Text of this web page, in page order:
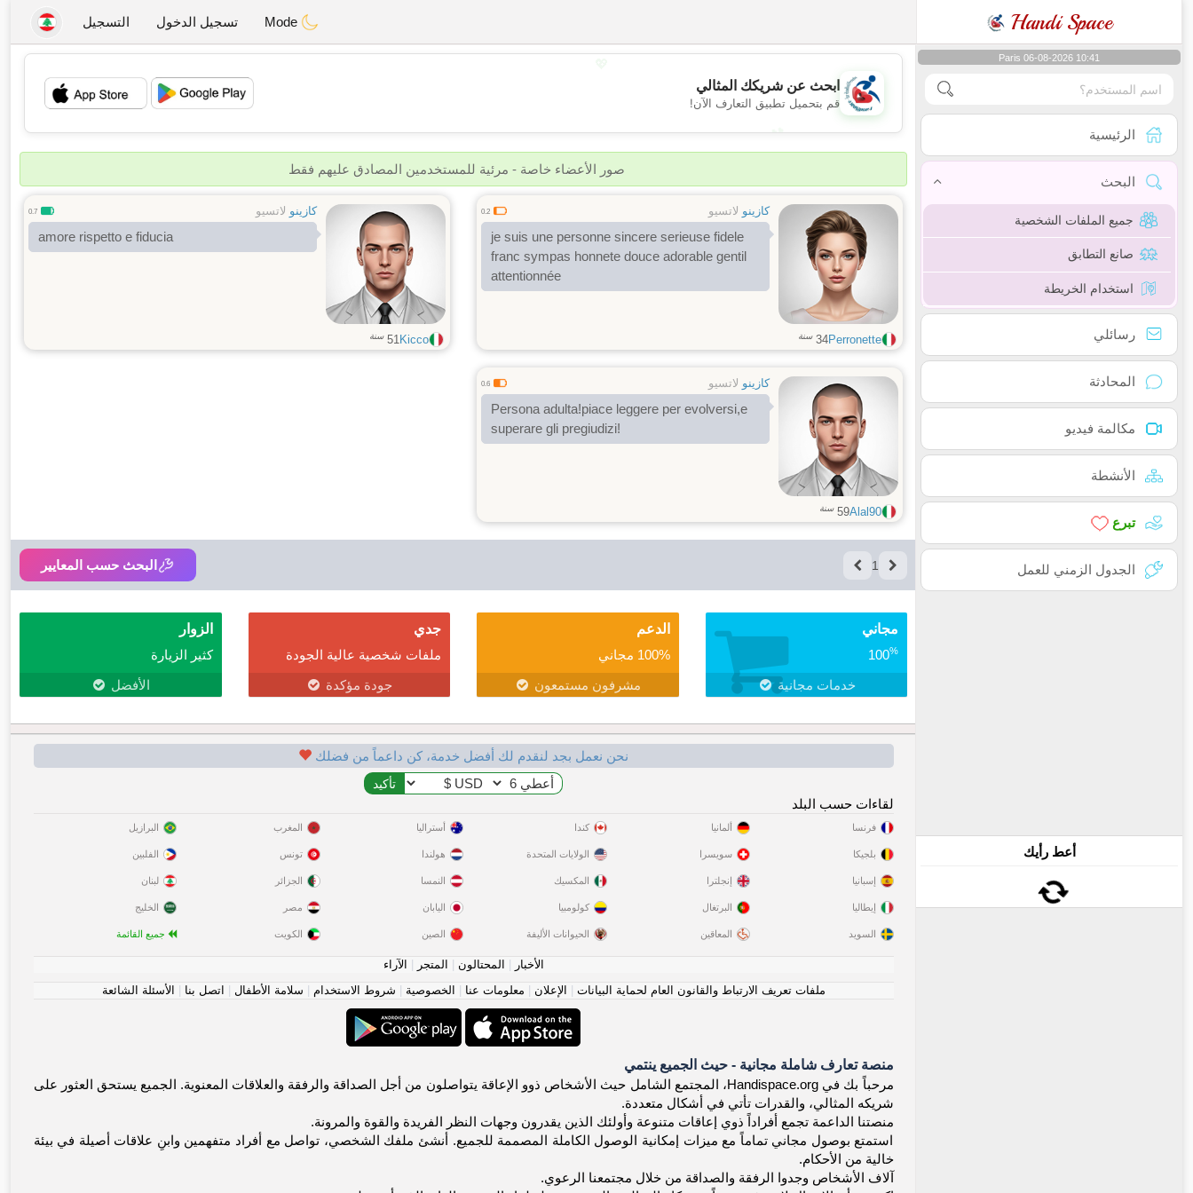
Handi Space تسجيل الدخول التسجيل
Paris 06-08-2026 10:41
الرئيسية
البحث
جميع الملفات الشخصية
صانع التطابق
استخدام الخريطة
رسائلي
المحادثة
مكالمة فيديو
الأنشطة
تبرع
الجدول الزمني للعمل
أعط رأيك
💖
💕
ابحث عن شريكك المثالي
قم بتحميل تطبيق التعارف الآن!
صور الأعضاء خاصة - مرئية للمستخدمين المصادق عليهم فقط
كازينو لاتسيو 0.2
je suis une personne sincere serieuse fidele
franc sympas honnete douce adorable gentil
attentionnée
Perronette
34 سنة
كازينو لاتسيو 0.7
amore rispetto e fiducia
Kicco
51 سنة
كازينو لاتسيو 0.6
Persona adulta!piace leggere per evolversi,e
superare gli pregiudizi!
Alal90
59 سنة
1 البحث حسب المعايير
مجاني
100%
خدمات مجانية
الدعم
100% مجاني
مشرفون مستمعون
جدي
ملفات شخصية عالية الجودة
جودة مؤكدة
الزوار
كثير الزيارة
الأفضل
نحن نعمل بجد لنقدم لك أفضل خدمة، كن داعماً من فضلك
لقاءات حسب البلد
فرنسا
بلجيكا
إسبانيا
إيطاليا
السويد
ألمانيا
سويسرا
إنجلترا
البرتغال
المعاقين
كندا
الولايات المتحدة
المكسيك
كولومبيا
الحيوانات الأليفة
أستراليا
هولندا
النمسا
اليابان
الصين
المغرب
تونس
الجزائر
مصر
الكويت
البرازيل
الفلبين
لبنان
الخليج
جميع القائمة
الأخبار المحتالون المتجر
الآراء
ملفات تعريف الارتباط والقانون العام لحماية البيانات
الإعلان معلومات عنا الخصوصية شروط الاستخدام سلامة الأطفال اتصل بنا الأسئلة الشائعة
منصة تعارف شاملة مجانية - حيث الجميع ينتمي
مرحباً بك في Handispace.org، المجتمع الشامل حيث الأشخاص ذوو الإعاقة يتواصلون من أجل الصداقة والرفقة والعلاقات المعنوية. الجميع يستحق العثور على
شريكه المثالي، والقدرات تأتي في أشكال متعددة.
منصتنا الداعمة تجمع أفراداً ذوي إعاقات متنوعة وأولئك الذين يقدرون وجهات النظر الفريدة والقوة والمرونة.
استمتع بوصول مجاني تماماً مع ميزات إمكانية الوصول الكاملة المصممة للجميع. أنشئ ملفك الشخصي، تواصل مع أفراد متفهمين وابنِ علاقات أصيلة في بيئة
خالية من الأحكام.
آلاف الأشخاص وجدوا الرفقة والصداقة من خلال مجتمعنا الرعوي.